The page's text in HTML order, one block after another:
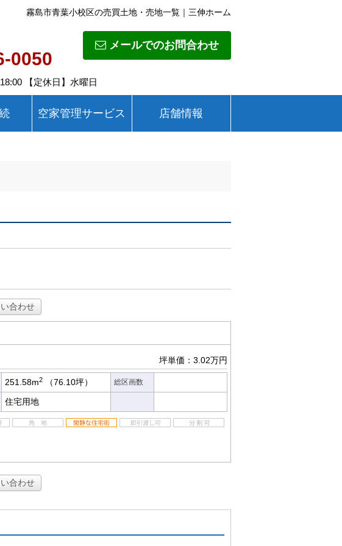
霧島市青葉小校区の売買土地・売地一覧｜三伸ホーム
メールでのお問合わせ
0050
【定休日】水曜日
空家管理サービス 店舗情報
合わせ
坪単価：3.02万円
251.58m2 （76.10坪） 総区画数
住宅用地
合わせ